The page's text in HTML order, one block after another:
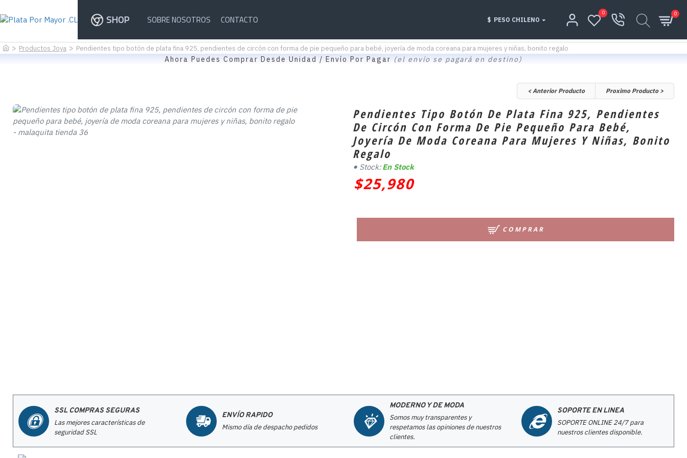
SHOP SOBRE NOSOTROS CONTACTO $ PESO CHILENO
0 0
Productos Joya Pendientes tipo botón de plata fina 925, pendientes de circón con forma de pie pequeño para bebé, joyería de moda coreana para mujeres y niñas, bonito regalo
Ahora Puedes Comprar Desde Unidad / Envío Por Pagar (el envío se pagará en destino)
< Anterior Producto Proximo Producto >
Pendientes Tipo Botón De Plata Fina 925, Pendientes
De Circón Con Forma De Pie Pequeño Para Bebé,
Joyería De Moda Coreana Para Mujeres Y Niñas, Bonito
Regalo
$25,980
Stock: En Stock
COMPRAR
SSL COMPRAS SEGURAS
Las mejores características de
seguridad SSL
ENVÍO RAPIDO
Mismo día de despacho pedidos
MODERNO Y DE MODA
Somos muy transparentes y
respetamos las opiniones de nuestros
clientes.
SOPORTE EN LINEA
SOPORTE ONLINE 24/7 para
nuestros clientes disponible.